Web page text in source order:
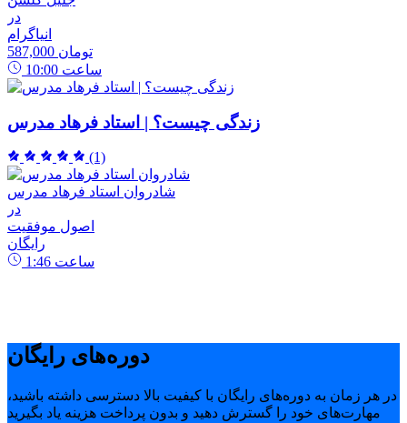
در
انیاگرام
587,000 تومان
10:00 ساعت
زندگی چیست؟ | استاد فرهاد مدرس
(1)
شادروان استاد فرهاد مدرس
در
اصول موفقیت
رایگان
1:46 ساعت
دوره‌های رایگان
در هر زمان به دوره‌های رایگان با کیفیت بالا دسترسی داشته باشید،
مهارت‌های خود را گسترش دهید و بدون پرداخت هزینه یاد بگیرید